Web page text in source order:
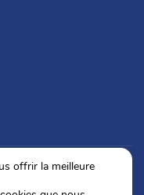
offrir la meilleure